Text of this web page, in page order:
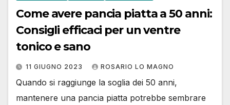
Come avere pancia piatta a 50 anni:
Consigli efficaci per un ventre
tonico e sano
11 GIUGNO 2023 ROSARIO LO MAGNO
Quando si raggiunge la soglia dei 50 anni,
mantenere una pancia piatta potrebbe sembrare